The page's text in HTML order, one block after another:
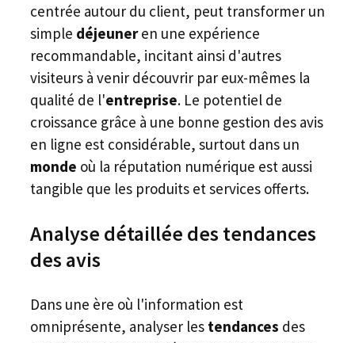
centrée autour du client, peut transformer un
simple déjeuneren une expérience
recommandable, incitant ainsi d'autres
visiteurs à venir découvrir par eux-mêmes la
qualité de l'entreprise. Le potentiel de
croissance grâce à une bonne gestion des avis
en ligne est considérable, surtout dans un
monde où la réputation numérique est aussi
tangible que les produits et services offerts.
Analyse détaillée des tendances
des avis
Dans une ère où l'information est
omniprésente, analyser les tendances des